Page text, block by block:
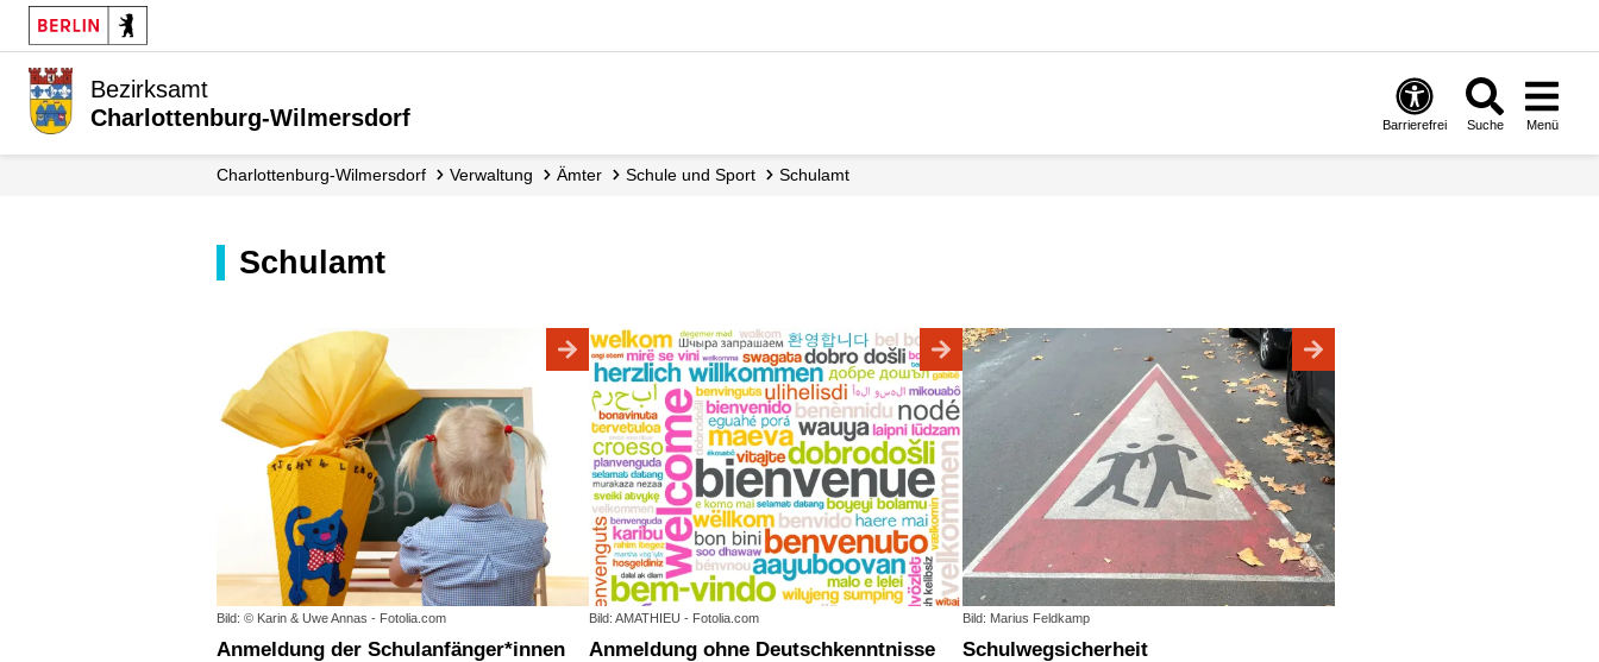
Bezirksamt
Charlottenburg-Wilmersdorf
Barrierefrei Suche Menü
Charlottenburg-Wilmersdorf Verwaltung Ämter Schule und Sport Schulamt
Schulamt
Bild: © Karin & Uwe Annas - Fotolia.com
Anmeldung der Schulanfänger*innen
Bild: AMATHIEU - Fotolia.com
Anmeldung ohne Deutschkenntnisse
Bild: Marius Feldkamp
Schulwegsicherheit